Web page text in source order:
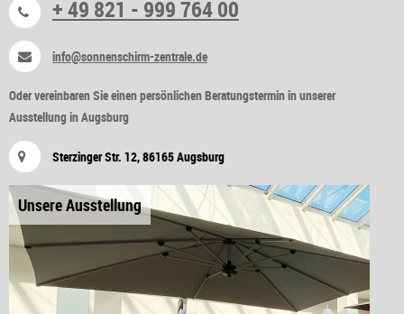
+ 49 821 - 999 764 00
info@sonnenschirm-zentrale.de
Oder vereinbaren Sie einen persönlichen Beratungstermin in unserer
Ausstellung in Augsburg
Sterzinger Str. 12, 86165 Augsburg
Unsere Ausstellung